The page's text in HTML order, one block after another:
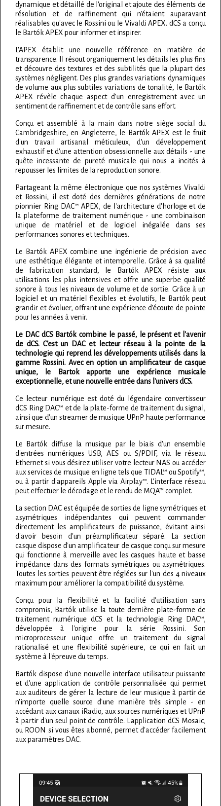
dynamique et détaillé de l'original et ajoute des éléments de
résolution et de raffinement qui n'étaient auparavant
réalisables qu'avec le Rossini ou le Vivaldi APEX. dCS a conçu
le Bartók APEX pour informer et inspirer.
L'APEX établit une nouvelle référence en matière de
transparence. Il résout organiquement les détails les plus fins
et découvre des textures et des subtilités que la plupart des
systèmes négligent. Des plus grandes variations dynamiques
de volume aux plus subtiles variations de tonalité, le Bartók
APEX révèle chaque aspect d'un enregistrement avec un
sentiment de raffinement et de contrôle sans effort.
Conçu et assemblé à la main dans notre siège social du
Cambridgeshire, en Angleterre, le Bartók APEX est le fruit
d'un travail artisanal méticuleux, d'un développement
exhaustif et d'une attention obsessionnelle aux détails - une
quête incessante de pureté musicale qui nous a incités à
repousser les limites de la reproduction sonore.
Partageant la même électronique que nos systèmes Vivaldi
et Rossini, il est doté des dernières générations de notre
pionnier Ring DAC™ APEX, de l'architecture d'horloge et de
la plateforme de traitement numérique - une combinaison
unique de matériel et de logiciel inégalée dans ses
performances sonores et techniques.
Le Bartók APEX combine une ingénierie de précision avec
une esthétique élégante et intemporelle. Grâce à sa qualité
de fabrication standard, le Bartók APEX résiste aux
utilisations les plus intensives et offre une superbe qualité
sonore à tous les niveaux de volume et de sortie. Grâce à un
logiciel et un matériel flexibles et évolutifs, le Bartók peut
grandir et évoluer, offrant une expérience d'écoute de pointe
pour les années à venir.
Le DAC dCS Bartók combine le passé, le présent et l'avenir
de dCS. C'est un DAC et lecteur réseau à la pointe de la
technologie qui reprend les développements utilisés dans la
gamme Rossini. Avec en option un amplificateur de casque
unique, le Bartok apporte une expérience musicale
exceptionnelle, et une nouvelle entrée dans l'univers dCS.
Ce lecteur numérique est doté du légendaire convertisseur
dCS Ring DAC™ et de la plate-forme de traitement du signal,
ainsi que d'un streamer de musique UPnP haute performance
sur mesure.
Le Bartók diffuse la musique par le biais d'un ensemble
d'entrées numériques USB, AES ou S/PDIF, via le réseau
Ethernet si vous désirez utiliser votre lecteur NAS ou accéder
aux services de musique en ligne tels que TIDAL™ ou Spotify™,
ou à partir d'appareils Apple via Airplay™. L'interface réseau
peut effectuer le décodage et le rendu de MQA™ complet.
La section DAC est équipée de sorties de ligne symétriques et
asymétriques indépendantes qui peuvent commander
directement les amplificateurs de puissance, évitant ainsi
d'avoir besoin d'un préamplificateur séparé. La section
casque dispose d'un amplificateur de casque conçu sur mesure
qui fonctionne à merveille avec les casques haute et basse
impédance dans des formats symétriques ou asymétriques.
Toutes les sorties peuvent être réglées sur l'un des 4 niveaux
maximum pour améliorer la compatibilité du système.
Conçu pour la flexibilité et la facilité d'utilisation sans
compromis, Bartók utilise la toute dernière plate-forme de
traitement numérique dCS et la technologie Ring DAC™,
développée à l'origine pour la série Rossini. Son
microprocesseur unique offre un traitement du signal
rationalisé et une flexibilité supérieure, ce qui en fait un
système à l'épreuve du temps.
Bartók dispose d'une nouvelle interface utilisateur puissante
et d'une application de contrôle personnalisée qui permet
aux auditeurs de gérer la lecture de leur musique à partir de
n'importe quelle source d'une manière très simple - en
accédant aux canaux iRadio, aux sources numériques et UPnP
à partir d'un seul point de contrôle. L'application dCS Mosaic,
ou ROON si vous êtes abonné, permet d'accéder facilement
aux paramètres DAC.